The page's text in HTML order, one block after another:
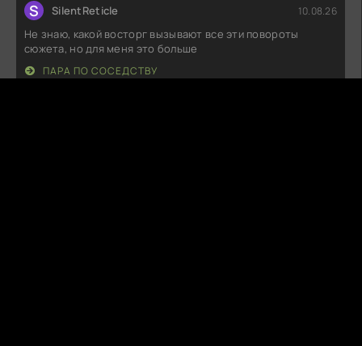
S SilentReticle 10.08.26
Не знаю, какой восторг вызывают все эти повороты
сюжета, но для меня это больше
ПАРА ПО СОСЕДСТВУ